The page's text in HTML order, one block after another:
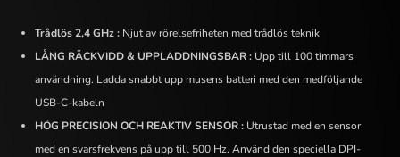
Trådlös 2,4 GHz :Njut av rörelsefriheten med trådlös teknik
LÅNG RÄCKVIDD & UPPLADDNINGSBAR :Upp till 100 timmars
användning. Ladda snabbt upp musens batteri med den medföljande
USB-C-kabeln
HÖG PRECISION OCH REAKTIV SENSOR :Utrustad med en sensor
med en svarsfrekvens på upp till 500 Hz. Använd den speciella DPI-